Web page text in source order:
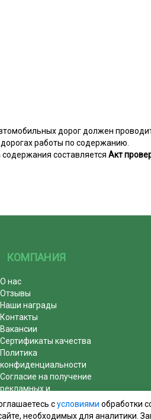
дорог должен
работы по содержанию.
составляется Акт
КОМПАНИЯ
О нас
Отзывы
Наши награды
Контакты
Вакансии
Сертификаты качества
Политика
конфиденциальности
Согласие на получение
рекламных и
информационных рассылок
Почему журналы покупают у
сусловиями обработки
необходимых для аналитики.